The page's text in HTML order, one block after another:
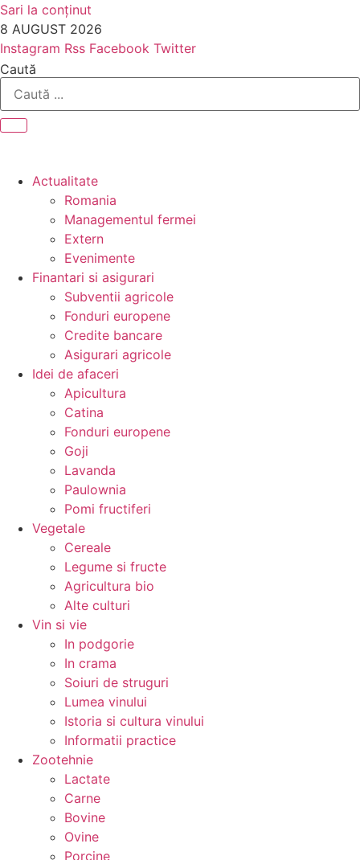
Sari la conținut
8 AUGUST 2026
Instagram Rss Facebook Twitter
Caută
Actualitate
Romania
Managementul fermei
Extern
Evenimente
Finantari si asigurari
Subventii agricole
Fonduri europene
Credite bancare
Asigurari agricole
Idei de afaceri
Apicultura
Catina
Fonduri europene
Goji
Lavanda
Paulownia
Pomi fructiferi
Vegetale
Cereale
Legume si fructe
Agricultura bio
Alte culturi
Vin si vie
In podgorie
In crama
Soiuri de struguri
Lumea vinului
Istoria si cultura vinului
Informatii practice
Zootehnie
Lactate
Carne
Bovine
Ovine
Porcine